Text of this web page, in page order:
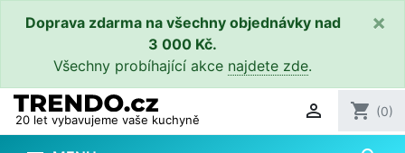
Doprava zdarma na všechny objednávky nad
3 000 Kč.
Všechny probíhající akce najdete zde.
×
20 let vybavujeme vaše kuchyně  shopping_cart (0)